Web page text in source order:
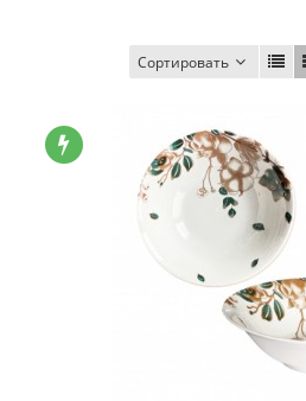
Сортировать